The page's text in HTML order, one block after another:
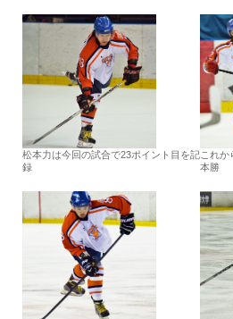
松本力は今回の試合で23ポイント目を記
録
これか
本勝